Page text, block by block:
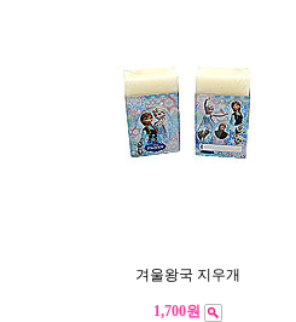
겨울왕국 지우개
1,700원